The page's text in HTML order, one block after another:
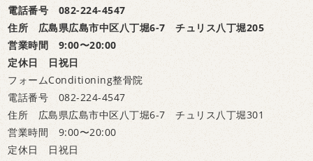
電話番号 082-224-4547
住所 広島県広島市中区八丁堀6-7 チュリス八丁堀205
営業時間 9:00〜20:00
定休日 日祝日
フォームConditioning整骨院
電話番号 082-224-4547
住所 広島県広島市中区八丁堀6-7 チュリス八丁堀301
営業時間 9:00〜20:00
定休日 日祝日